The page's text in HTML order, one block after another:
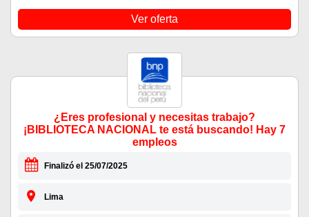
Ver oferta
¿Eres profesional y necesitas trabajo?
¡BIBLIOTECA NACIONAL te está buscando! Hay 7
empleos
Finalizó el 25/07/2025
Lima